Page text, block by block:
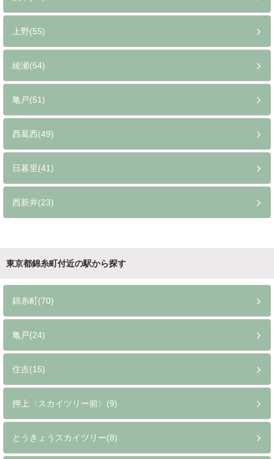
上野(55)
綾瀬(54)
亀戸(51)
西葛西(49)
日暮里(41)
西新井(23)
東京都錦糸町付近の駅から探す
錦糸町(70)
亀戸(24)
住吉(15)
押上〈スカイツリー前〉(9)
とうきょうスカイツリー(8)